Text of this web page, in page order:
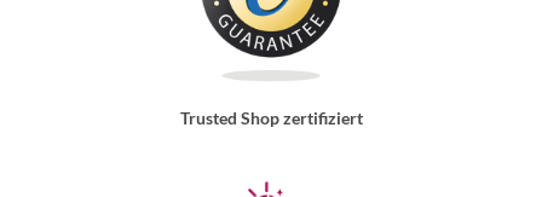
Trusted Shop zertifiziert